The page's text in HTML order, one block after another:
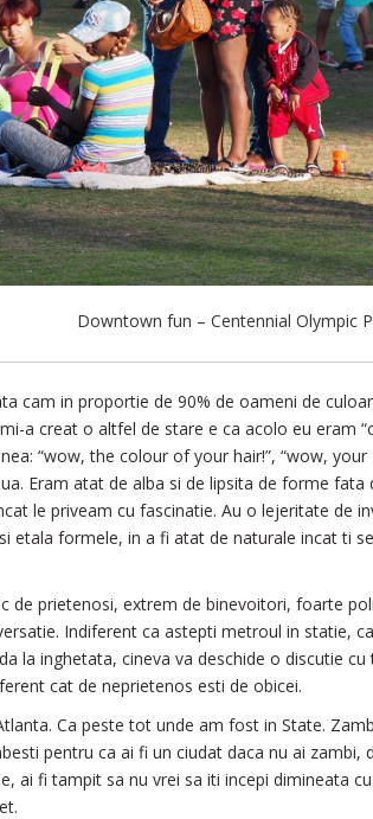
Downtown fun – Centennial Olympic
cam in proportie de 90% de oameni de
a creat o altfel de stare e ca acolo eu eram
“wow, the colour of your hair!”, “wow,
Eram atat de alba si de lipsita de forme fata
le priveam cu fascinatie. Au o lejeritate de
etala formele, in a fi atat de naturale incat ti
de prietenosi, extrem de binevoitori, foarte
Indiferent ca astepti metroul in statie,
la inghetata, cineva va deschide o discutie
cat de neprietenos esti de obicei.
Ca peste tot unde am fost in State.
pentru ca ai fi un ciudat daca nu ai zambi,
ai fi tampit sa nu vrei sa iti incepi dimineata